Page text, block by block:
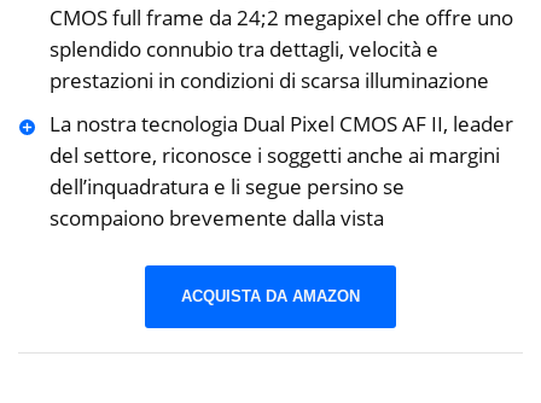
CMOS full frame da 24;2 megapixel che offre uno
splendido connubio tra dettagli, velocità e
prestazioni in condizioni di scarsa illuminazione
La nostra tecnologia Dual Pixel CMOS AF II, leader
del settore, riconosce i soggetti anche ai margini
dell’inquadratura e li segue persino se
scompaiono brevemente dalla vista
ACQUISTA DA AMAZON